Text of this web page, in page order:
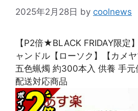
2025年2月28日 by coolnews
【P2倍★BLACK FRIDAY限定
ャンドル【ローソク】【カメ
五色蝋燭 約300本入 供養 手元
配送対応商品